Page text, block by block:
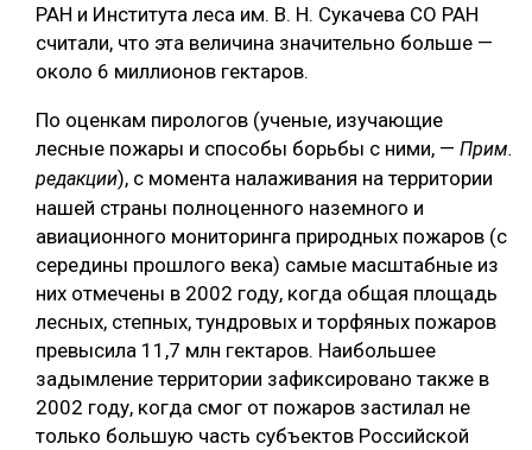
РАН и Института леса им. В. Н. Сукачева СО РАН
считали, что эта величина значительно больше —
около 6 миллионов гектаров.
По оценкам пирологов (ученые, изучающие
лесные пожары и способы борьбы с ними, — Прим.
редакции), с момента налаживания на территории
нашей страны полноценного наземного и
авиационного мониторинга природных пожаров (с
середины прошлого века) самые масштабные из
них отмечены в 2002 году, когда общая площадь
лесных, степных, тундровых и торфяных пожаров
превысила 11,7 млн гектаров. Наибольшее
задымление территории зафиксировано также в
2002 году, когда смог от пожаров застилал не
только большую часть субъектов Российской